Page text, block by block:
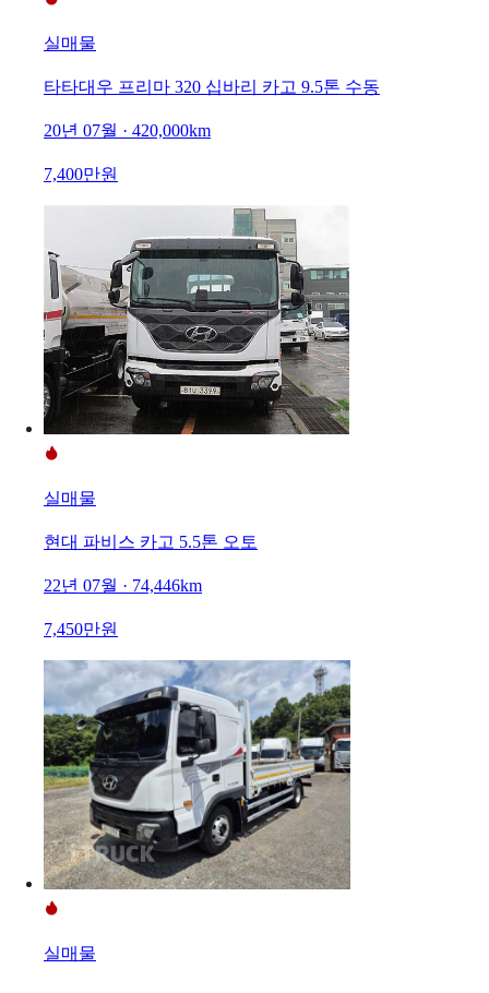
실매물
타타대우 프리마 320 십바리 카고 9.5톤 수동
20년 07월 · 420,000km
7,400만원
실매물
현대 파비스 카고 5.5톤 오토
22년 07월 · 74,446km
7,450만원
실매물